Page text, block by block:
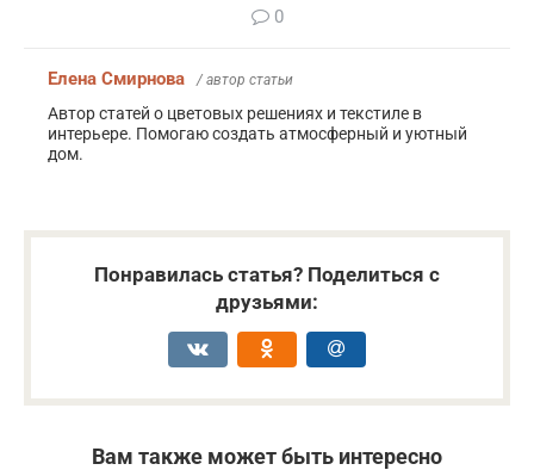
0
Елена Смирнова / автор статьи
Автор статей о цветовых решениях и текстиле в
интерьере. Помогаю создать атмосферный и уютный
дом.
Понравилась статья? Поделиться с
друзьями:
Вам также может быть интересно